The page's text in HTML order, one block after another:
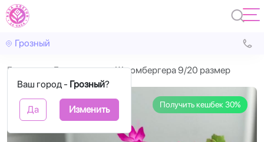
Грозный
Ваш город - Грозный?
Да Изменить
Главная Горшечные Шлюмбергера 9/20 размер
Получить кешбек 30%